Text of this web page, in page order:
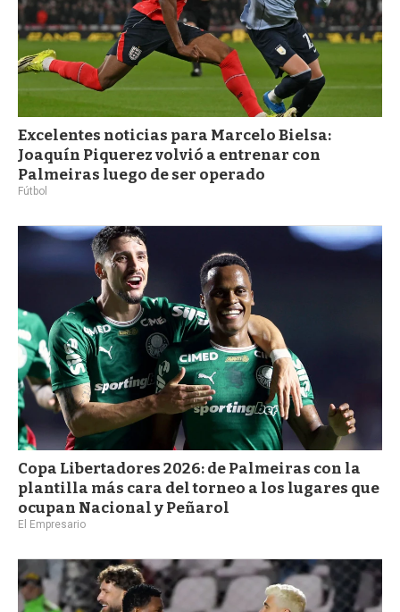
Excelentes noticias para Marcelo Bielsa:
Joaquín Piquerez volvió a entrenar con
Palmeiras luego de ser operado
Fútbol
Copa Libertadores 2026: de Palmeiras con la
plantilla más cara del torneo a los lugares que
ocupan Nacional y Peñarol
El Empresario